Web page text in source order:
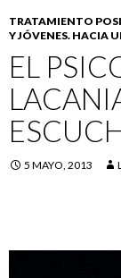
TRATAMIENTO
Y JÓVENES. HACIA
EL
5 MAYO, 2013